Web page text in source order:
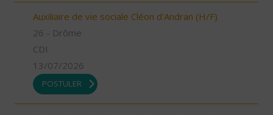
Auxiliaire de vie sociale Cléon d'Andran (H/F)
26 - Drôme
CDI
13/07/2026
POSTULER